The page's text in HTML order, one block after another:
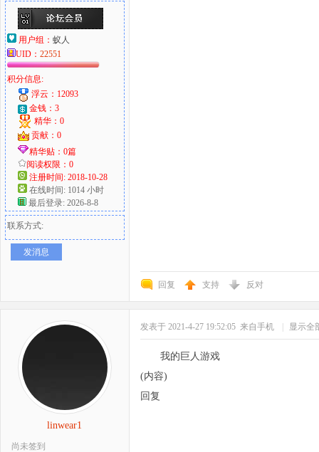
用户组： 蚁人
UID： 22551
积分信息:
浮云：12093
金钱：3
精华：0
贡献：0
精华贴：0篇
阅读权限：0
注册时间: 2018-10-28
在线时间: 1014 小时
最后登录: 2026-8-8
联系方式:
发消息
回复 支持 反对
linwear1
尚未签到
发表于 2021-4-27 19:52:05 来自手机 显示全
我的巨人游戏
(内容)
回复